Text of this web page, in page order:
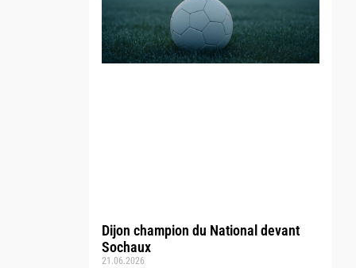
Dijon champion du National devant
Sochaux
21.06.2026